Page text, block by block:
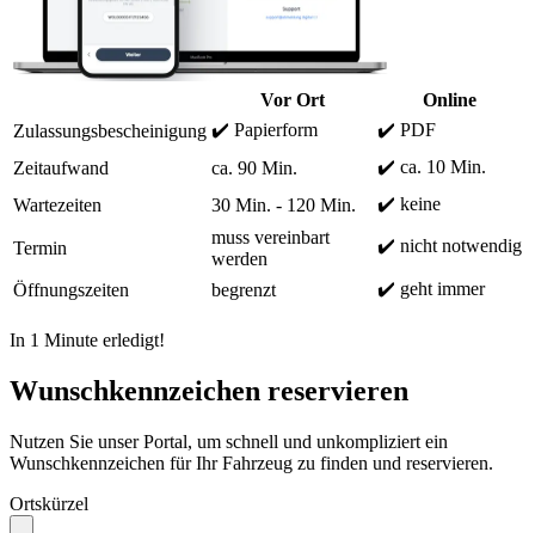
Vor Ort
Online
Zulassungsbescheinigung ✔️ Papierform
✔️ PDF
Zeitaufwand
ca. 90 Min.
✔️ ca. 10 Min.
Wartezeiten
30 Min. - 120 Min. ✔️ keine
Termin
muss vereinbart
werden
✔️ nicht notwendig
Öffnungszeiten begrenzt ✔️ geht immer
In 1 Minute erledigt!
Wunschkennzeichen reservieren
Nutzen Sie unser Portal, um schnell und unkompliziert ein
Wunschkennzeichen für Ihr Fahrzeug zu finden und reservieren.
Ortskürzel